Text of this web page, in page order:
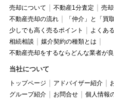
売却について 不動産1分査定 売
不動産売却の流れ
「仲介」と「買
少しでも高く売るポイント
よくあ
相続相談
媒介契約の種類とは
不動産売却をするならどんな業者が良
当社について
トップページ アドバイザー紹介
グループ紹介
お問合せ 個人情報